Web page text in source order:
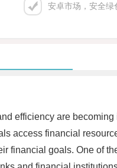
安卓市场，安全绿
efficiency are
access financial
financial goals. One of